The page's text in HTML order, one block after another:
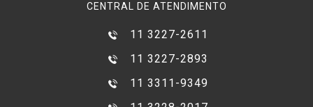
CENTRAL DE ATENDIMENTO
11 3227-2611
11 3227-2893
11 3311-9349